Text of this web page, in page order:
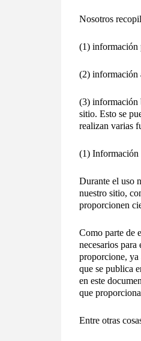
Nosotros
(1) información
(2) información
(3) información
sitio. Esto se
realizan varias
(1) Información
Durante el uso
nuestro sitio,
proporcionen
Como parte de
necesarios
proporcione, ya
que se publica
en este
que
Entre otras